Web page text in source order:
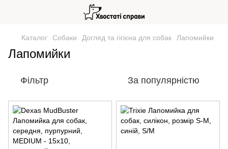
Каталог Собаки Догляд та гігієна для собак Лапомийки
Лапомийки
Фільтр За популярністю